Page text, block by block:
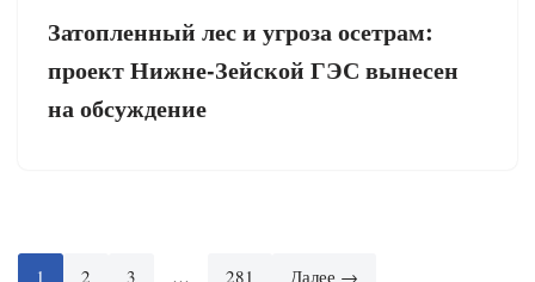
Затопленный лес и угроза осетрам:
проект Нижне-Зейской ГЭС вынесен
на обсуждение
1 2 3 … 281 Далее →